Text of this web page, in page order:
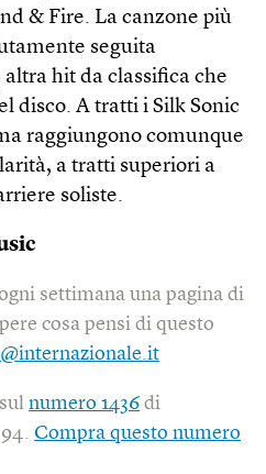
& Fire. La canzone più
seguita
altra hit da classifica che
disco. A tratti i Silk Sonic
raggiungono comunque
a tratti superiori a
soliste.
settimana una pagina di
cosa pensi di questo
numero 1436 di
Compra questo numero